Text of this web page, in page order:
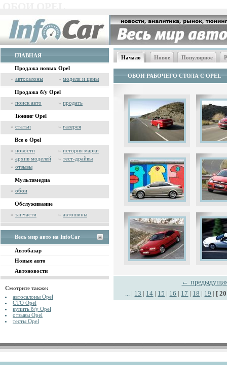
ГЛАВНАЯ
Продажа новых Opel
» автосалоны » модели и цены
Продажа б/у Opel
» поиск авто » продать
Тюнинг Opel
» статьи » галерея
Все о Opel
» новости » история марки
» архив моделей » тест-драйвы
» отзывы
Мультимедиа
» обои
Обслуживание
» запчасти » автошины
Весь мир авто на InfoCar
Автобазар
Новые авто
Автоновости
Смотрите также:
автосалоны Opel
СТО Opel
купить б/у Opel
отзывы Opel
тесты Opel
Начало Новое Популярное
ОБОИ РАБОЧЕГО СТОЛА С OPEL
←
... | 13 | 14 | 15 | 16 | 17 | 18 | 19 | [